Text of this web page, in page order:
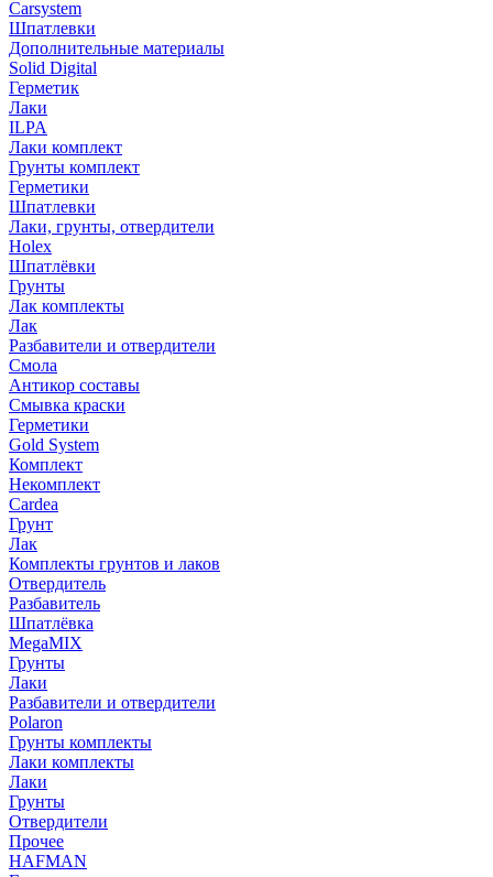
Carsystem
Шпатлевки
Дополнительные материалы
Solid Digital
Герметик
Лаки
ILPA
Лаки комплект
Грунты комплект
Герметики
Шпатлевки
Лаки, грунты, отвердители
Holex
Шпатлёвки
Грунты
Лак комплекты
Лак
Разбавители и отвердители
Смола
Антикор составы
Смывка краски
Герметики
Gold System
Комплект
Некомплект
Cardea
Грунт
Лак
Комплекты грунтов и лаков
Отвердитель
Разбавитель
Шпатлёвка
MegaMIX
Грунты
Лаки
Разбавители и отвердители
Polaron
Грунты комплекты
Лаки комплекты
Лаки
Грунты
Отвердители
Прочее
HAFMAN